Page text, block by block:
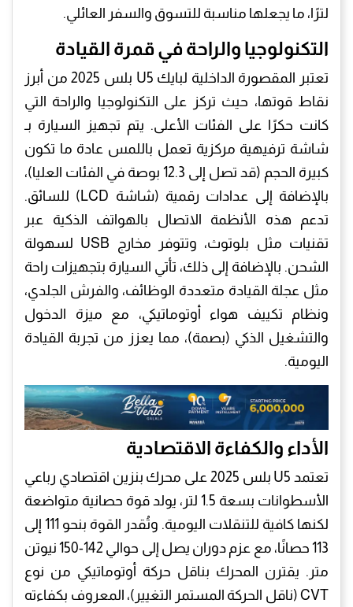
لترًا، ما يجعلها مناسبة للتسوق والسفر العائلي.
​التكنولوجيا والراحة في قمرة القيادة
​تعتبر المقصورة الداخلية لبايك U5 بلس 2025 من أبرز
نقاط قوتها، حيث تركز على التكنولوجيا والراحة التي
كانت حكرًا على الفئات الأعلى. يتم تجهيز السيارة بـ
شاشة ترفيهية مركزية تعمل باللمس عادة ما تكون
كبيرة الحجم (قد تصل إلى 12.3 بوصة في الفئات العليا)،
بالإضافة إلى عدادات رقمية (شاشة LCD) للسائق.
تدعم هذه الأنظمة الاتصال بالهواتف الذكية عبر
تقنيات مثل بلوتوث، وتتوفر مخارج USB لسهولة
الشحن. بالإضافة إلى ذلك، تأتي السيارة بتجهيزات راحة
مثل عجلة القيادة متعددة الوظائف، والفرش الجلدي،
ونظام تكييف هواء أوتوماتيكي، مع ميزة الدخول
والتشغيل الذكي (بصمة)، مما يعزز من تجربة القيادة
اليومية.
​الأداء والكفاءة الاقتصادية
​تعتمد U5 بلس 2025 على محرك بنزين اقتصادي رباعي
الأسطوانات بسعة 1.5 لتر، يولد قوة حصانية متواضعة
لكنها كافية للتنقلات اليومية. وتُقدر القوة بنحو 111 إلى
113 حصانًا، مع عزم دوران يصل إلى حوالي 142-150 نيوتن
متر. يقترن المحرك بناقل حركة أوتوماتيكي من نوع
CVT (ناقل الحركة المستمر التغيير)، المعروف بكفاءته